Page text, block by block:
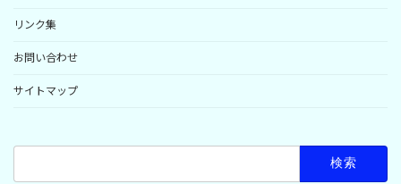
リンク集
お問い合わせ
サイトマップ